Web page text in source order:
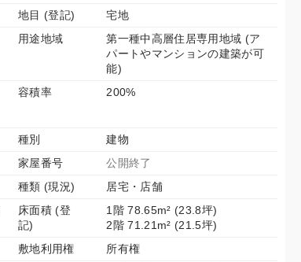
地目 (登記)
宅地
用途地域
第一種中高層住居専用地域 (ア
パートやマンションの建築が可
能)
容積率 200%
種別
建物
家屋番号
公開終了
種類 (現況)
居宅・店舗
床面積 (登
記)
1階 78.65m² (23.8坪)
2階 71.21m² (21.5坪)
敷地利用権
所有権